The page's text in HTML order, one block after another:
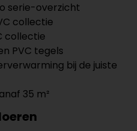
serie-overzicht
collectie
collectie
PVC tegels
bij de juiste
35 m²